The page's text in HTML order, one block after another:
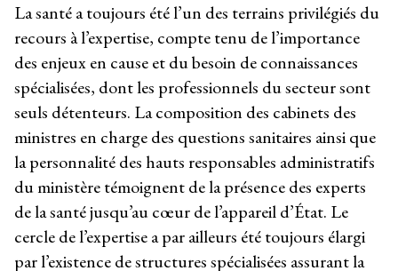
La santé a toujours été l’un des terrains privilégiés du
recours à l’expertise, compte tenu de l’importance
des enjeux en cause et du besoin de connaissances
spécialisées, dont les professionnels du secteur sont
seuls détenteurs. La composition des cabinets des
ministres en charge des questions sanitaires ainsi que
la personnalité des hauts responsables administratifs
du ministère témoignent de la présence des experts
de la santé jusqu’au cœur de l’appareil d’État. Le
cercle de l’expertise a par ailleurs été toujours élargi
par l’existence de structures spécialisées assurant la